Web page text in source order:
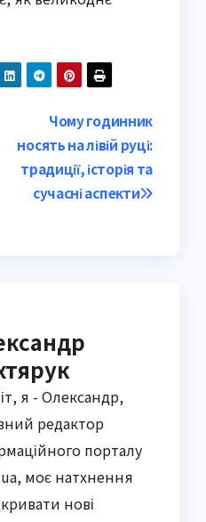
Чому годинник
носять на лівій руці:
традиції, історія та
сучасні аспекти
я - Олександр,
редактор
порталу
моє натхнення
нові